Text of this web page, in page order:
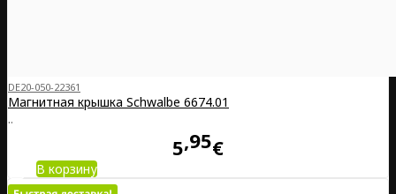
DE20-050-22361
Магнитная крышка Schwalbe 6674.01
..
5 95€
В корзину